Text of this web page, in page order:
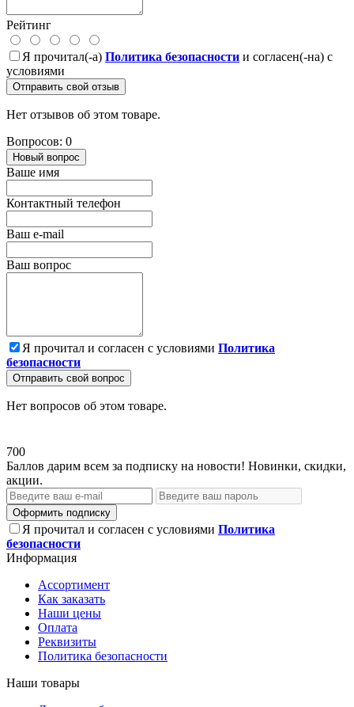
Рейтинг
Я прочитал(-а) Политика безопасности и согласен(-на) с
условиями
Отправить свой отзыв
Нет отзывов об этом товаре.
Вопросов: 0
Новый вопрос
Ваше имя
Контактный телефон
Ваш e-mail
Ваш вопрос
Я прочитал и согласен с условиями Политика
безопасности
Отправить свой вопрос
Нет вопросов об этом товаре.
700
Баллов дарим всем за подписку на новости! Новинки, скидки,
акции.
Оформить подписку
Я прочитал и согласен с условиями Политика
безопасности
Информация
Ассортимент
Как заказать
Наши цены
Оплата
Реквизиты
Политика безопасности
Наши товары